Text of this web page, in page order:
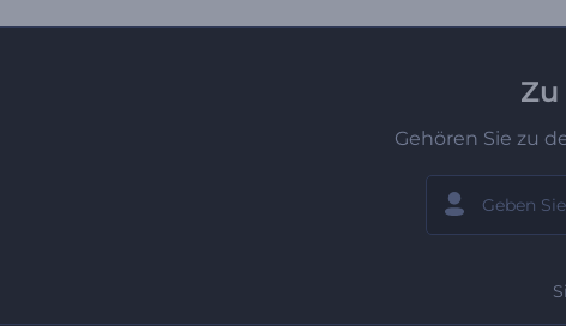
Gehören Sie zu